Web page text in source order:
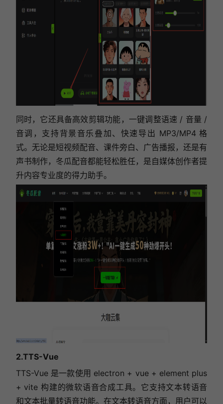
同时，它还具备高效剪辑功能，一键调整语速 / 音量 /
音调，支持背景音乐叠加、快速导出 MP3/MP4 格
式。无论是短视频配音、课件旁白、广告播报，还是有
声书制作，冬瓜配音都能轻松胜任，是自媒体创作者提
升内容专业度的得力助手。
2.TTS-Vue
TTS-Vue 是一款使用 electron + vue + element plus
+ vite 构建的微软语音合成工具。它支持文本转语音
和文本批量转语音功能。在文本转语音方面，用户可以